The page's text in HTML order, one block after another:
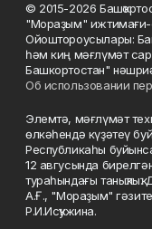
© 2015-2026
"Мораҙым" ижтимағи-
Ойоштороусылары:
һәм киң мәғлүмәт
Башкортостан"
Об использовании
Элемтә, мәғлүмәт
өлкәһендә күҙәтеү
Республикаһы
12 авгусында
тураһындағы
А.Ғ., "Мораҙым"
Р.И.Исҡужина.